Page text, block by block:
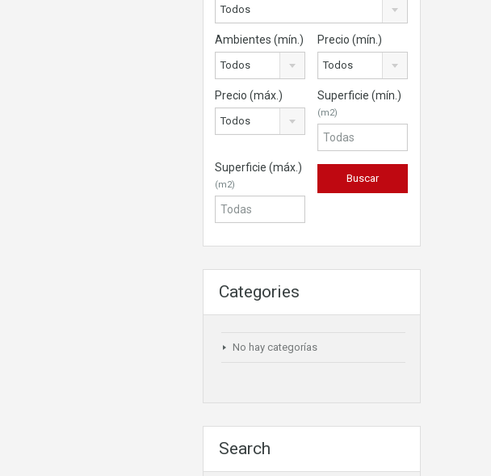
Todos
Ambientes (mín.)
Todos
Precio (mín.)
Todos
Precio (máx.)
Todos
Superficie (mín.)
(m2)
Superficie (máx.)
(m2)
Categories
No hay categorías
Search